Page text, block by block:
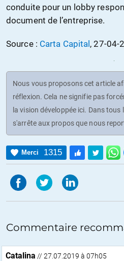
conduite pour un lobby
document de l’entreprise.
Source : Carta Capital , 27-04-
Nous vous proposons cet article
réflexion. Cela ne signifie pas
la vision développée ici. Dans
s'arrête aux propos que nous
Merci 1315
Commentaire
Catalina // 27.07.2019 à 07h05